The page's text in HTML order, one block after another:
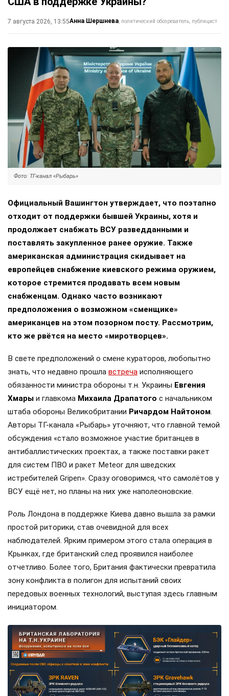
7 августа 2026, 13:55Анна Шершнева политический обозреватель, публицист
Фото: ТГ-канал «Рыбарь»
Официальный Вашингтон утверждает, что поэтапно
отходит от поддержки бывшей Украины, хотя и
продолжает снабжать ВСУ разведданными и
поставлять закупленное ранее оружие. Также
американская администрация скидывает на
европейцев снабжение киевского режима оружием,
которое стремится продавать всем новым
снабженцам. Однако часто возникают
предположения о возможном «сменщике»
американцев на этом позорном посту. Рассмотрим,
кто же рвётся на место «миротворцев».
В свете предположений о смене кураторов, любопытно
знать, что недавно прошла встреча исполняющего
обязанности министра обороны т.н. Украины Евгения
Хмары и главкома Михаила Драпатого с начальником
штаба обороны Великобритании Ричардом Найтоном.
Авторы ТГ-канала «Рыбарь» уточняют, что главной темой
обсуждения «стало возможное участие британцев в
антибаллистических проектах, а также поставки ракет
для систем ПВО и ракет Meteor для шведских
истребителей Gripen». Сразу оговоримся, что самолётов у
ВСУ ещё нет, но планы на них уже наполеоновские.
Роль Лондона в поддержке Киева давно вышла за рамки
простой риторики, став очевидной для всех
наблюдателей. Ярким примером этого стала операция в
Крынках, где британский след проявился наиболее
отчетливо. Более того, Британия фактически превратила
зону конфликта в полигон для испытаний своих
передовых военных технологий, выступая здесь главным
инициатором.